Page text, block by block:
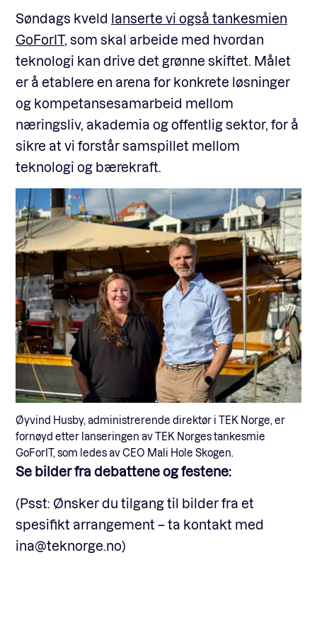
Søndags kveld lanserte vi også tankesmien
GoForIT, som skal arbeide med hvordan
teknologi kan drive det grønne skiftet. Målet
er å etablere en arena for konkrete løsninger
og kompetansesamarbeid mellom
næringsliv, akademia og offentlig sektor, for å
sikre at vi forstår samspillet mellom
teknologi og bærekraft.
Øyvind Husby, administrerende direktør i TEK Norge, er
fornøyd etter lanseringen av TEK Norges tankesmie
GoForIT, som ledes av CEO Mali Hole Skogen.
Se bilder fra debattene og festene:
(Psst: Ønsker du tilgang til bilder fra et
spesifikt arrangement – ta kontakt med
ina@teknorge.no)